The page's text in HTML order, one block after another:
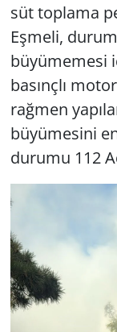
süt toplama
Eşmeli,
büyümemesi
basınçlı
rağmen
büyümesini
durumu 112